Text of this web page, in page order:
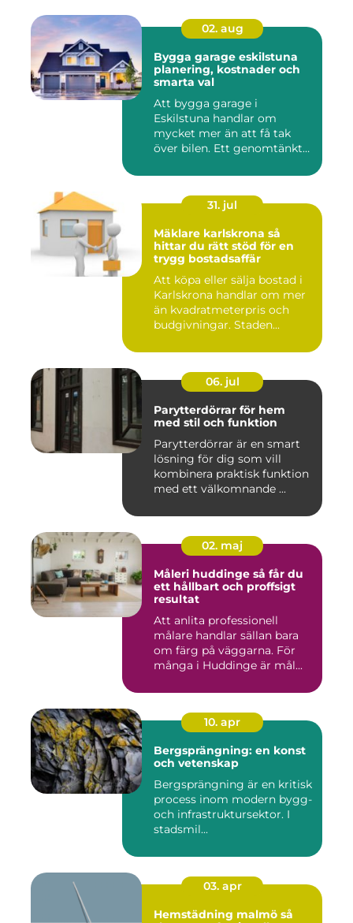
02. aug
Bygga garage eskilstuna
planering, kostnader och
smarta val
Att bygga garage i
Eskilstuna handlar om
mycket mer än att få tak
över bilen. Ett genomtänkt
31. jul
Mäklare karlskrona så
hittar du rätt stöd för en
trygg bostadsaffär
Att köpa eller sälja bostad i
Karlskrona handlar om mer
än kvadratmeterpris och
budgivningar. Staden...
06. jul
Parytterdörrar för hem
med stil och funktion
Parytterdörrar är en smart
lösning för dig som vill
kombinera praktisk funktion
med ett välkomnande ...
02. maj
Måleri huddinge så får du
ett hållbart och proffsigt
resultat
Att anlita professionell
målare handlar sällan bara
om färg på väggarna. För
många i Huddinge är mål...
10. apr
Bergsprängning: en konst
och vetenskap
Bergsprängning är en kritisk
process inom modern bygg-
och infrastruktursektor. I
stadsmil...
03. apr
Hemstädning malmö så